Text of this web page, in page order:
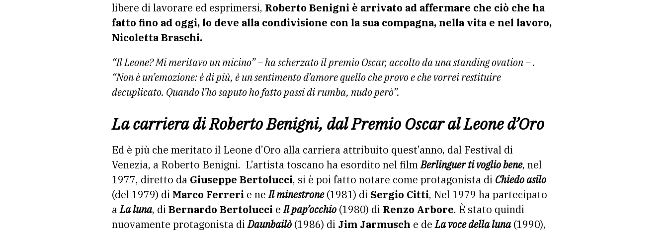
libere di lavorare ed esprimersi, Roberto Benigni è arrivato ad affermare che ciò che ha
fatto fino ad oggi, lo deve alla condivisione con la sua compagna, nella vita e nel lavoro,
Nicoletta Braschi.
“Il Leone? Mi meritavo un micino” – ha scherzato il premio Oscar, accolto da una standing ovation – .
“Non è un’emozione: è di più, è un sentimento d’amore quello che provo e che vorrei restituire
decuplicato. Quando l’ho saputo ho fatto passi di rumba, nudo però”.
La carriera di Roberto Benigni, dal Premio Oscar al Leone d’Oro
Ed è più che meritato il Leone d’Oro alla carriera attribuito quest’anno, dal Festival di
Venezia, a Roberto Benigni. L’artista toscano ha esordito nel filmBerlinguer ti voglio bene, nel
1977, diretto da Giuseppe Bertolucci, si è poi fatto notare come protagonista di Chiedo asilo
(del 1979) di Marco Ferreri e neIl minestrone(1981) di Sergio Citti, Nel 1979 ha partecipato
aLa luna, di Bernardo Bertolucci eIl pap’occhio (1980) di Renzo Arbore. È stato quindi
nuovamente protagonista diDaunbailò (1986) di Jim Jarmusch e deLa voce della luna(1990),